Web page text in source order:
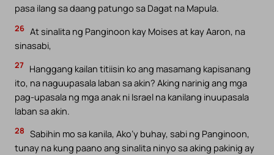
pasa ilang sa daang patungo sa Dagat na Mapula.
26 At sinalita ng Panginoon kay Moises at kay Aaron, na
sinasabi,
27 Hanggang kailan titiisin ko ang masamang kapisanang
ito, na naguupasala laban sa akin? Aking narinig ang mga
pag-upasala ng mga anak ni Israel na kanilang inuupasala
laban sa akin.
28 Sabihin mo sa kanila, Ako’y buhay, sabi ng Panginoon,
tunay na kung paano ang sinalita ninyo sa aking pakinig ay